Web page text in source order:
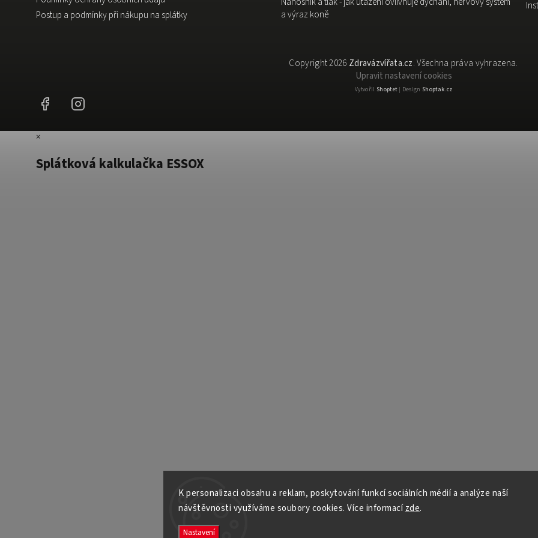
K personalizaci obsahu a reklam, poskytování funkcí sociálních médií a analýze naší
návštěvnosti využíváme soubory cookies. Více informacízde.
Nastavení
Postup a podmínky při nákupu na splátky
a výraz koně
Copyright 2026 Zdravázvířata.cz. Všechna práva vyhrazena.
Upravit nastavení cookies
Vytvořil Shoptet| Design Shoptak.cz
Facebook
×
Splátková kalkulačka ESSOX